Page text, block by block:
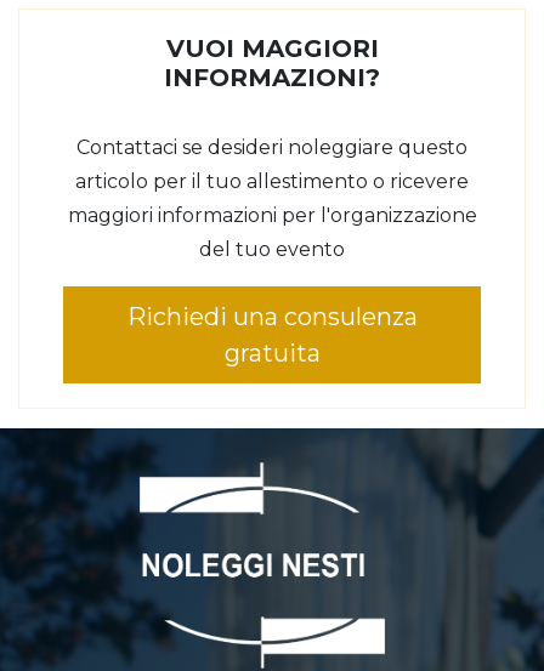
VUOI MAGGIORI
INFORMAZIONI?
Contattaci se desideri noleggiare questo
articolo per il tuo allestimento o ricevere
maggiori informazioni per l'organizzazione
del tuo evento
Richiedi una consulenza
gratuita